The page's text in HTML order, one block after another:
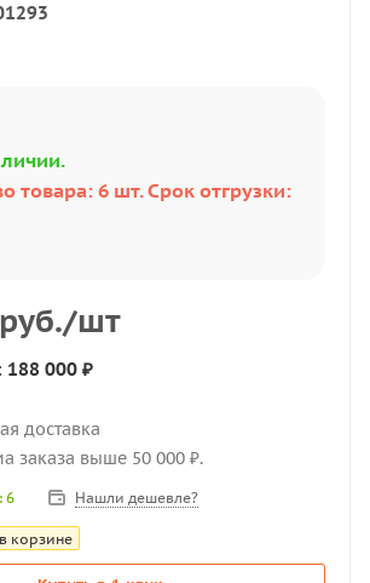
товара: 6 шт. Срок отгрузки:
руб./шт
188 000 ₽
доставка
заказа выше 50 000 ₽.
: 6 Нашли дешевле?
корзине